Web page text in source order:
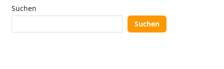
Suchen
Suchen